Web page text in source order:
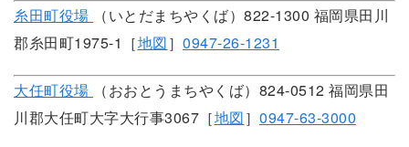
糸田町役場
（いとだまちやくば）822-1300 福岡県田川
郡糸田町1975-1［地図］ 0947-26-1231
大任町役場
（おおとうまちやくば）824-0512 福岡県田
川郡大任町大字大行事3067［地図］ 0947-63-3000